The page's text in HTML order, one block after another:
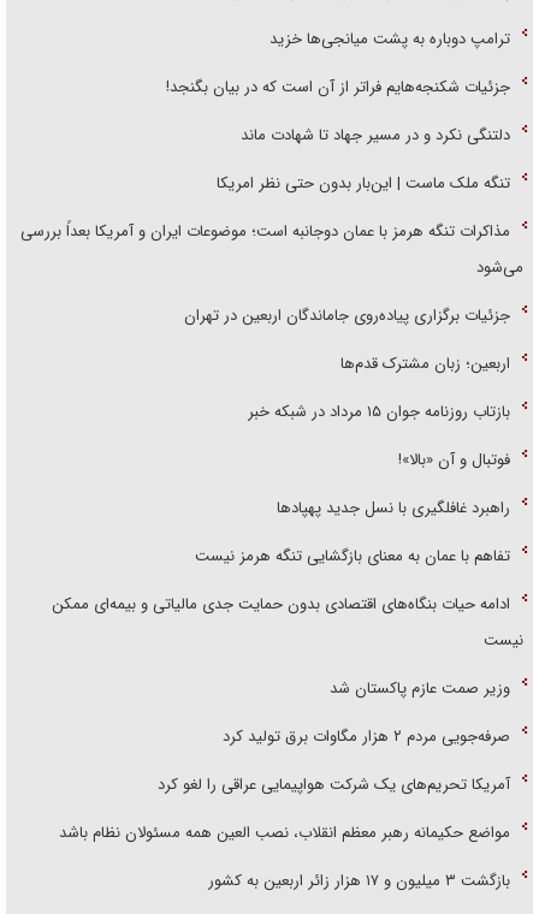
ترامپ دوباره به پشت میانجی‌ها خزید
جزئیات شکنجه‌هایم فراتر از آن است که در بیان بگنجد!
دلتنگی نکرد و در مسیر جهاد تا شهادت ماند
تنگه ملک ماست | این‌بار بدون حتی نظر امریکا
مذاکرات تنگه هرمز با عمان دوجانبه است؛ موضوعات ایران و آمریکا بعداً بررسی
می‌شود
جزئیات برگزاری پیاده‌روی جاماندگان اربعین در تهران
اربعین؛ زبان مشترک قدم‌ها
بازتاب روزنامه جوان ۱۵ مرداد در شبکه خبر
فوتبال و آن «بالا»!
راهبرد غافلگیری با نسل جدید پهپاد‌ها
تفاهم با عمان به معنای بازگشایی تنگه هرمز نیست
ادامه حیات بنگاه‌های اقتصادی بدون حمایت جدی مالیاتی و بیمه‌ای ممکن
نیست
وزیر صمت عازم پاکستان شد
صرفه‌جویی مردم ۲ هزار مگاوات برق تولید کرد
آمریکا تحریم‌های یک شرکت هواپیمایی عراقی را لغو کرد
مواضع حکیمانه رهبر معظم انقلاب، نصب العین همه مسئولان نظام باشد
بازگشت ۳ میلیون و ۱۷ هزار زائر اربعین به کشور